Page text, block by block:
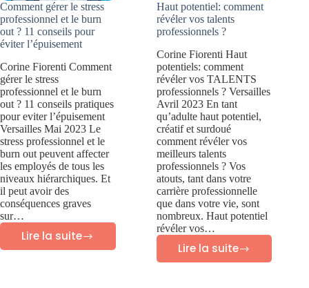
Comment gérer le stress
professionnel et le burn
out ? 11 conseils pour
éviter l’épuisement
Corine Fiorenti Comment
gérer le stress
professionnel et le burn
out ? 11 conseils pratiques
pour eviter l’épuisement
Versailles Mai 2023 Le
stress professionnel et le
burn out peuvent affecter
les employés de tous les
niveaux hiérarchiques. Et
il peut avoir des
conséquences graves
sur…
Lire la suite
Haut potentiel: comment
révéler vos talents
professionnels ?
Corine Fiorenti Haut
potentiels: comment
révéler vos TALENTS
professionnels ? Versailles
Avril 2023 En tant
qu’adulte haut potentiel,
créatif et surdoué
comment révéler vos
meilleurs talents
professionnels ? Vos
atouts, tant dans votre
carrière professionnelle
que dans votre vie, sont
nombreux. Haut potentiel
révéler vos…
Lire la suite